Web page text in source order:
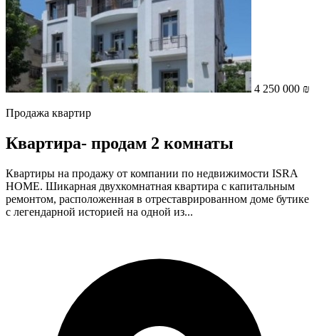
4 250 000 ₪
Продажа квартир
Квартира- продам 2 комнаты
Квартиры на продажу от компании по недвижимости ISRA
HOME. Шикарная двухкомнатная квартира с капитальным
ремонтом, расположенная в отреставрированном доме бутике
с легендарной историей на одной из...